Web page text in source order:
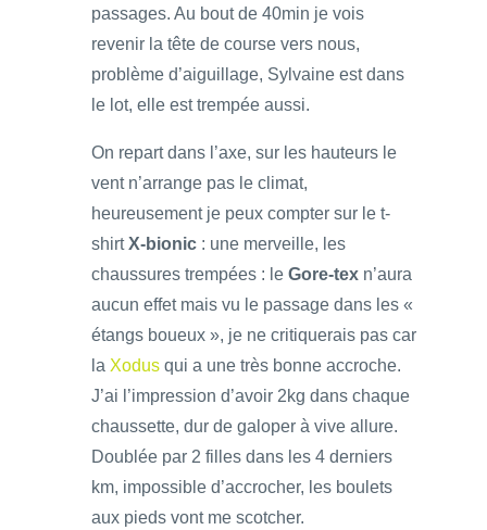
passages. Au bout de 40min je vois
revenir la tête de course vers nous,
problème d’aiguillage, Sylvaine est dans
le lot, elle est trempée aussi.
On repart dans l’axe, sur les hauteurs le
vent n’arrange pas le climat,
heureusement je peux compter sur le t-
shirtX-bionic : une merveille, les
chaussures trempées : le Gore-tex n’aura
aucun effet mais vu le passage dans les «
étangs boueux », je ne critiquerais pas car
la Xodus qui a une très bonne accroche.
J’ai l’impression d’avoir 2kg dans chaque
chaussette, dur de galoper à vive allure.
Doublée par 2 filles dans les 4 derniers
km, impossible d’accrocher, les boulets
aux pieds vont me scotcher.